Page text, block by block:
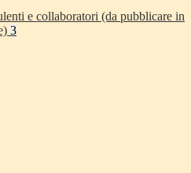
e collaboratori (da pubblicare in
3